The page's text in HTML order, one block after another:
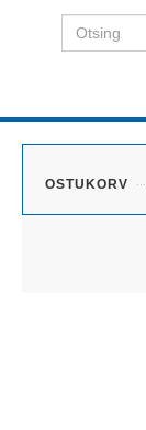
Otsing
OSTUKORV